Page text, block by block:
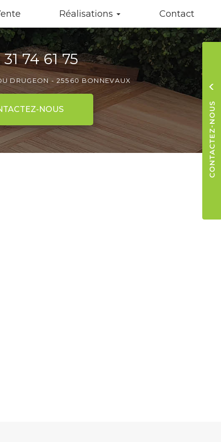
Réalisations Contact
74 61 75
DRUGEON -25560 BONNEVAUX
NOUS